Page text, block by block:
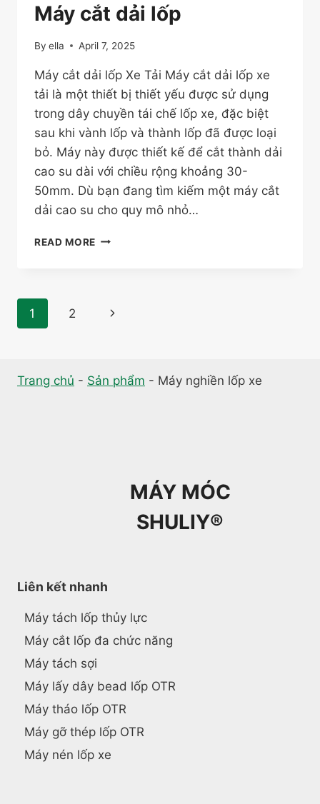
Máy cắt dải lốp
By ella April 7, 2025
Máy cắt dải lốp Xe Tải Máy cắt dải lốp xe
tải là một thiết bị thiết yếu được sử dụng
trong dây chuyền tái chế lốp xe, đặc biệt
sau khi vành lốp và thành lốp đã được loại
bỏ. Máy này được thiết kế để cắt thành dải
cao su dài với chiều rộng khoảng 30-
50mm. Dù bạn đang tìm kiếm một máy cắt
dải cao su cho quy mô nhỏ…
READ MORE MÁY
Page
1 2
Next
Trang chủ - Sản phẩm - Máy nghiền lốp xe
MÁY MÓC
SHULIY®
Liên kết nhanh
Máy tách lốp thủy lực
Máy cắt lốp đa chức năng
Máy tách sợi
Máy lấy dây bead lốp OTR
Máy tháo lốp OTR
Máy gỡ thép lốp OTR
Máy nén lốp xe